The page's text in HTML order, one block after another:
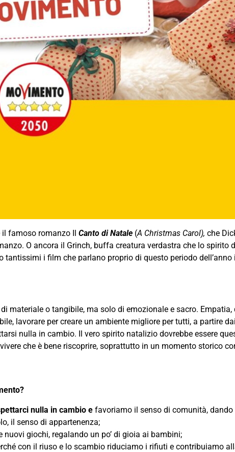
famoso romanzo Il Canto di Natale(A Christmas Carol), che
O ancora il Grinch, buffa creatura verdastra che lo spirito
i film che parlano proprio di questo periodo
materiale o tangibile, ma solo di emozionale e sacro. Empatia,
lavorare per creare un ambiente migliore per tutti, a partire
nulla in cambio. Il vero spirito natalizio dovrebbe essere
che è bene riscoprire, soprattutto in un momento storico
nulla in cambio e favoriamo il senso di comunità, dando
il senso di appartenenza;
giochi, regalando un po’ di gioia ai bambini;
con il riuso e lo scambio riduciamo i rifiuti e contribuiamo